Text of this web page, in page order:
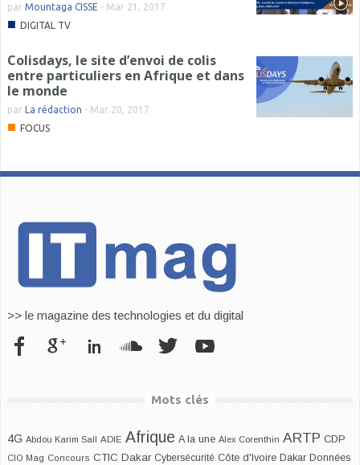
par Mountaga CISSE - Mar 21, 2017
■ DIGITAL TV
Colisdays, le site d’envoi de colis
entre particuliers en Afrique et dans
le monde
par La rédaction - Mar 20, 2017
■ FOCUS
>> le magazine des technologies et du digital
Mots clés
4G Abdou Karim Sall ADIE Afrique A la une Alex Corenthin ARTP CDP
CIO Mag Concours CTIC Dakar Cybersécurité Côte d'Ivoire Dakar Données